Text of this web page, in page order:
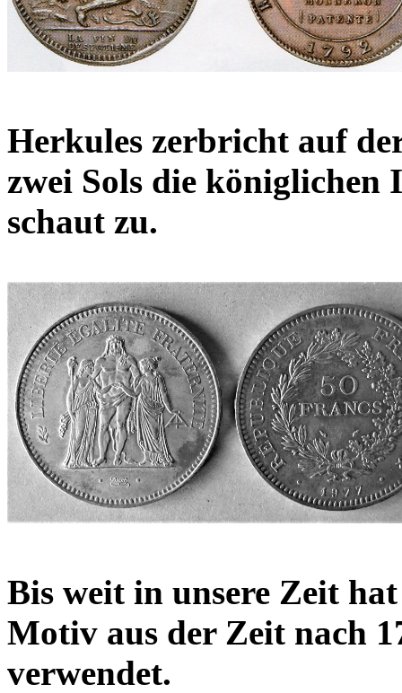
Herkules zerbricht auf
zwei Sols die königlichen
schaut zu.
Bis weit in unsere Zeit
Motiv aus der Zeit nach
verwendet.